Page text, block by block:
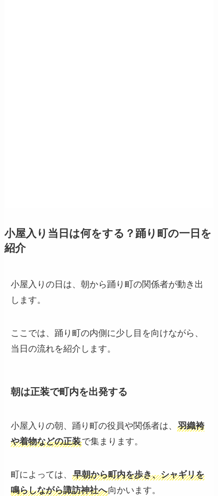
小屋入り当日は何をする？踊り町の一日を
紹介
小屋入りの日は、朝から踊り町の関係者が動き出
します。
ここでは、踊り町の内側に少し目を向けながら、
当日の流れを紹介します。
朝は正装で町内を出発する
小屋入りの朝、踊り町の役員や関係者は、羽織袴
や着物などの正装で集まります。
町によっては、早朝から町内を歩き、シャギリを
鳴らしながら諏訪神社へ向かいます。